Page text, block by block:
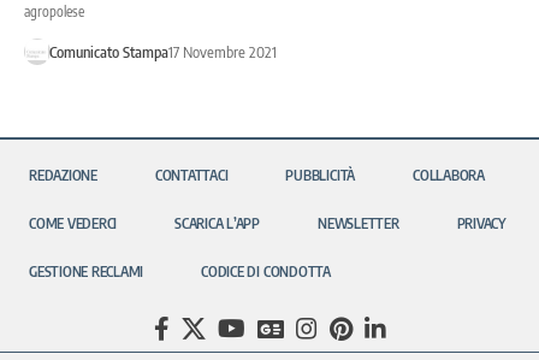
agropolese
Comunicato Stampa17 Novembre 2021
REDAZIONE CONTATTACI PUBBLICITÀ COLLABORA
COME VEDERCI SCARICA L’APP NEWSLETTER PRIVACY
GESTIONE RECLAMI CODICE DI CONDOTTA